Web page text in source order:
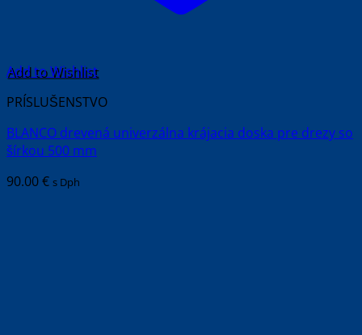
Add to Wishlist
PRÍSLUŠENSTVO
BLANCO drevená univerzálna krájacia doska pre drezy so
šírkou 500 mm
90.00€ s Dph